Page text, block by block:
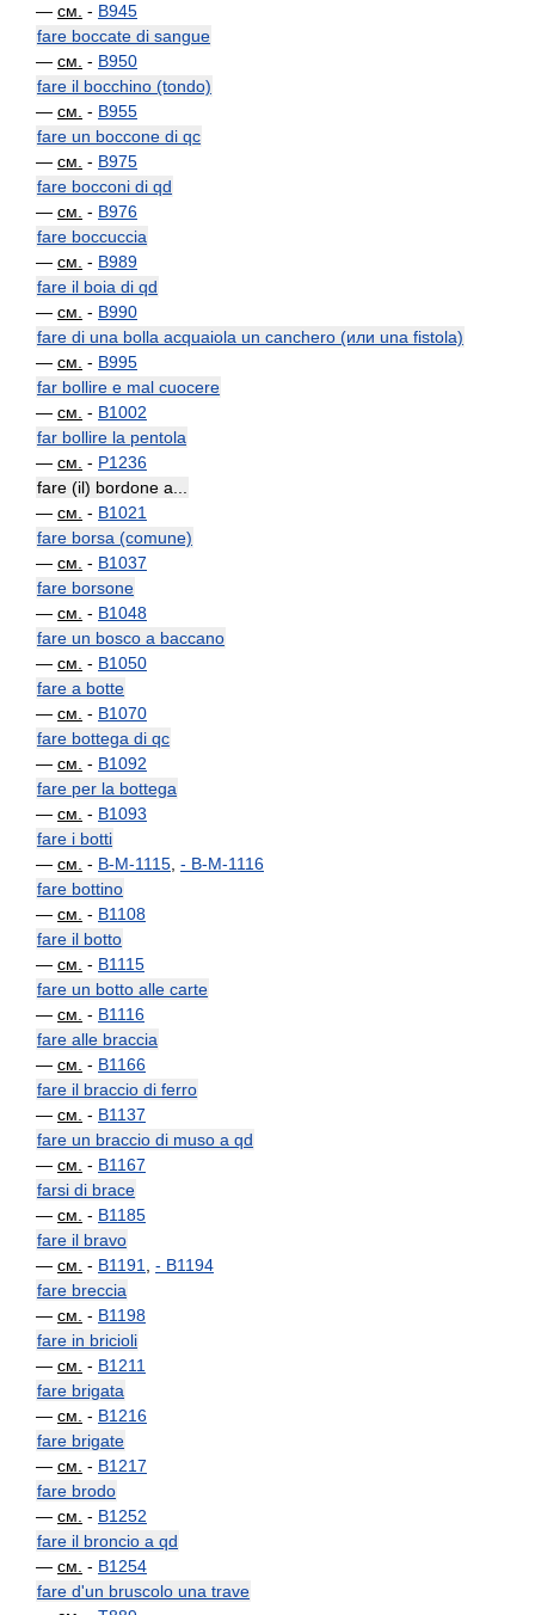
— см. - B945
fare boccate di sangue
— см. - B950
fare il bocchino (tondo)
— см. - B955
fare un boccone di qc
— см. - B975
fare bocconi di qd
— см. - B976
fare boccuccia
— см. - B989
fare il boia di qd
— см. - B990
fare di una bolla acquaiola un canchero (или una fistola)
— см. - B995
far bollire e mal cuocere
— см. - B1002
far bollire la pentola
— см. - P1236
fare (il) bordone a...
— см. - B1021
fare borsa (comune)
— см. - B1037
fare borsone
— см. - B1048
fare un bosco a baccano
— см. - B1050
fare a botte
— см. - B1070
fare bottega di qc
— см. - B1092
fare per la bottega
— см. - B1093
fare i botti
— см. - B-M-1115 - B-M-1116
fare bottino
— см. - B1108
fare il botto
— см. - B1115
fare un botto alle carte
— см. - B1116
fare alle braccia
— см. - B1166
fare il braccio di ferro
— см. - B1137
fare un braccio di muso a qd
— см. - B1167
farsi di brace
— см. - B1185
fare il bravo
— см. - B1191 - B1194
fare breccia
— см. - B1198
fare in bricioli
— см. - B1211
fare brigata
— см. - B1216
fare brigate
— см. - B1217
fare brodo
— см. - B1252
fare il broncio a qd
— см. - B1254
fare d'un bruscolo una trave